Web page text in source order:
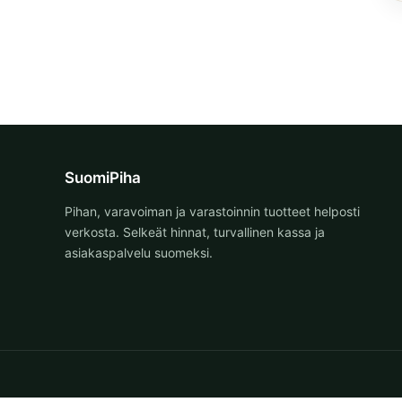
SuomiPiha
Pihan, varavoiman ja varastoinnin tuotteet helposti
verkosta. Selkeät hinnat, turvallinen kassa ja
asiakaspalvelu suomeksi.